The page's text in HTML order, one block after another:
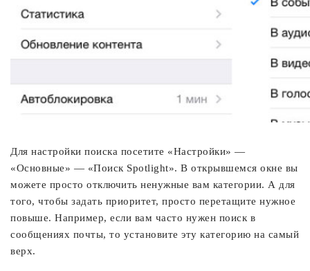
Для настройки поиска посетите «Настройки» —
«Основные» — «Поиск Spotlight». В открывшемся окне вы
можете просто отключить ненужные вам категории. А для
того, чтобы задать приоритет, просто перетащите нужное
повыше. Например, если вам часто нужен поиск в
сообщениях почты, то установите эту категорию на самый
верх.